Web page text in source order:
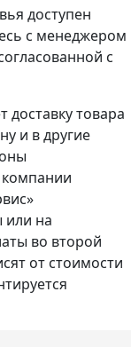
доступен
с менеджером
с
товара
и в другие
компании
или на
во второй
от стоимости